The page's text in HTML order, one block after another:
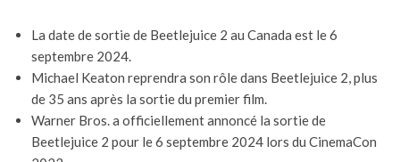
La date de sortie de Beetlejuice 2 au Canada est le 6
septembre 2024.
Michael Keaton reprendra son rôle dans Beetlejuice 2, plus
de 35 ans après la sortie du premier film.
Warner Bros. a officiellement annoncé la sortie de
Beetlejuice 2 pour le 6 septembre 2024 lors du CinemaCon